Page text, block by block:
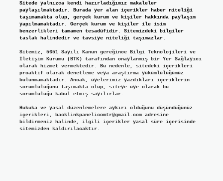
Sitede yalnızca kendi hazırladığımız makaleler
paylaşılmaktadır. Burada yer alan içerikler haber niteliği
taşımamakta olup, gerçek kurum ve kişiler hakkında paylaşım
yapılmamaktadır. Gerçek kurum ve kişiler ile isim
benzerlikleri tamamen tesadüfidir. Sitemizdeki bilgiler
taslak halindedir ve tavsiye niteliği taşımazlar.
Sitemiz, 5651 Sayılı Kanun gereğince Bilgi Teknolojileri ve
İletişim Kurumu (BTK) tarafından onaylanmış bir Yer Sağlayıcı
olarak hizmet vermektedir. Bu nedenle, sitedeki içerikleri
proaktif olarak denetleme veya araştırma yükümlülüğümüz
bulunmamaktadır. Ancak, üyelerimiz yazdıkları içeriklerin
sorumluluğunu taşımakta olup, siteye üye olarak bu
sorumluluğu kabul etmiş sayılırlar.
Hukuka ve yasal düzenlemelere aykırı olduğunu düşündüğünüz
içerikleri, backlinkpanelicomtr@gmail.comadresine
bildirmeniz halinde, ilgili içerikler yasal süre içerisinde
sitemizden kaldırılacaktır.